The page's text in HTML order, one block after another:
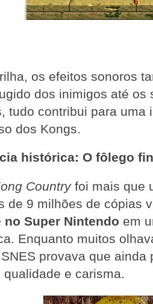
os efeitos sonoros
dos inimigos até os
tudo contribui para uma
dos Kongs.
histórica: O fôlego
Countryfoi mais que
de 9 milhões de cópias
no Super Nintendo em
Enquanto muitos
provava que ainda
qualidade e carisma.